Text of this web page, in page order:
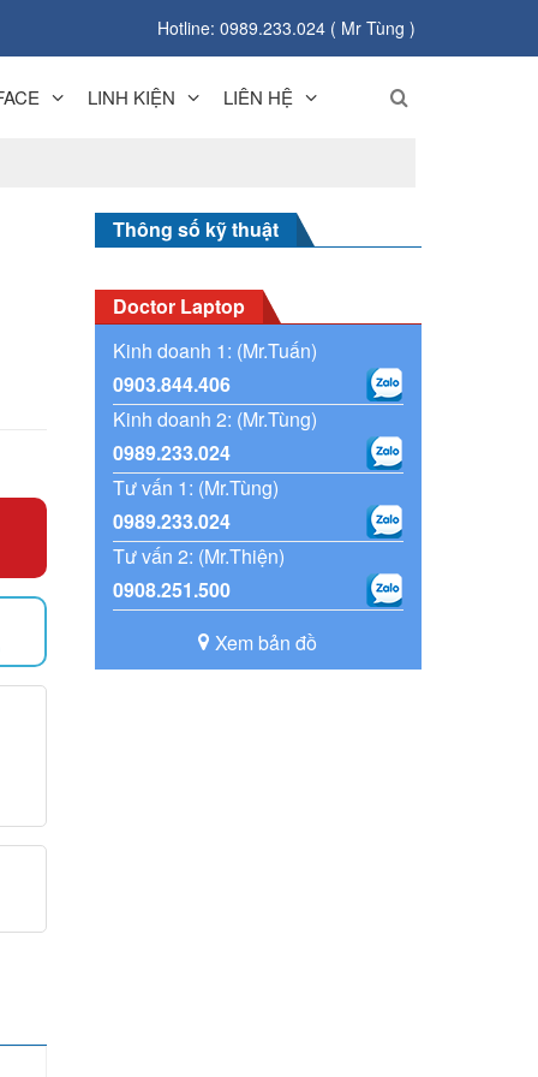
Hotline: 0989.233.024 ( Mr Tùng )
LINH KIỆN LIÊN HỆ
Thông số kỹ thuật
Doctor Laptop
Kinh doanh 1: (Mr.Tuấn)
0903.844.406
Kinh doanh 2: (Mr.Tùng)
0989.233.024
Tư vấn 1: (Mr.Tùng)
0989.233.024
Tư vấn 2: (Mr.Thiện)
0908.251.500
Xem bản đồ